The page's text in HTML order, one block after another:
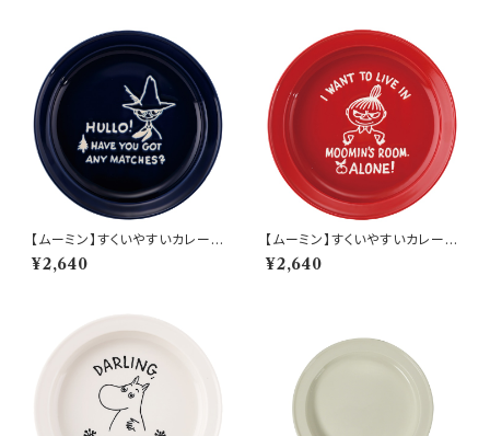
【ムーミン】すくいやすいカレー皿
（スナフキン）【MM9000】MM
9003-320
¥2,640
【ムーミン】すくいやすいカレー皿
（リトルミィ）【MM9000】MM
9002-320
¥2,640